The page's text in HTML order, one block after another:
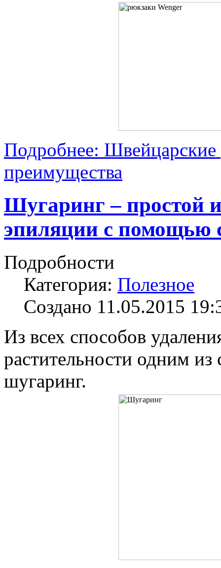
Подробнее:
преимущества
Шугаринг – простой
эпиляции с помощью
Подробности
Категория: Полезное
Создано 11.05.2015
Из всех способов
растительности одним
шугаринг.